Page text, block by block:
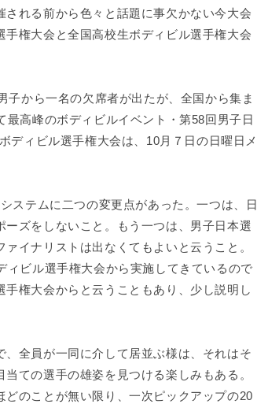
れる前から色々と話題に事欠かない今大会
権大会と全国高校生ボディビル選手権大会
子から一名の欠席者が出たが、全国から集ま
高峰のボディビルイベント・第58回男子日
ディビル選手権大会は、10月７日の日曜日メ
ステムに二つの変更点があった。一つは、日
ズをしないこと。もう一つは、男子日本選
イナリストは出なくてもよいと云うこと。
ビル選手権大会から実施してきているので
権大会からと云うこともあり、少し説明し
全員が一同に介して居並ぶ様は、それはそ
ての選手の雄姿を見つける楽しみもある。
のことが無い限り、一次ピックアップの20